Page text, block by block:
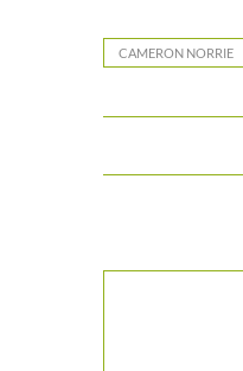
CAMERON NORRIE